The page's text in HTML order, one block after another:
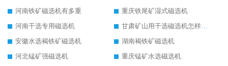
河南铁矿磁选机有多重
重庆铁尾矿湿式磁选机
河南干选专用磁选机
甘肃矿山用干选磁选机怎样调磁
安徽水选褐铁矿磁选机
湖南褐铁矿磁选机
河北锰矿强磁选机
重庆锰矿水选磁选机